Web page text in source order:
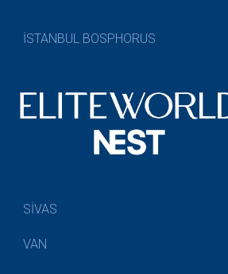
İSTANBUL BOSPHORUS
SİVAS
VAN